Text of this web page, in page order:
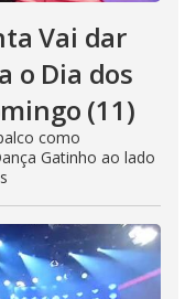
Vai dar
o Dia dos
(11)
como
Gatinho ao lado